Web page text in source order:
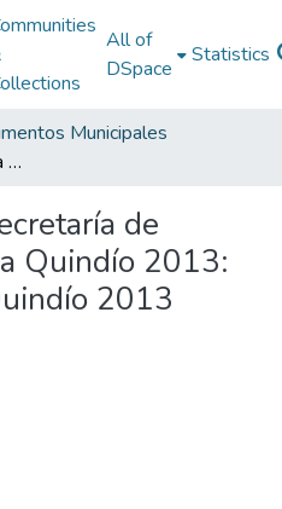
All of
DSpace
Statistics
Municipales
Plan de Acción Secretaría de Hacienda Armenia Quindío 2013: PASH Armenia Quindío 2013
de
Quindío 2013:
2013